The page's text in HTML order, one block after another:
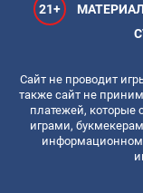
21+
Сайт не проводит
также сайт не
платежей, которые
играми,
информационном